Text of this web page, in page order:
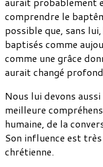
comprendre le
possible que, sans
baptisés comme
comme une grâce
aurait changé
Nous lui devons
meilleure
humaine, de la
Son influence est
chrétienne.